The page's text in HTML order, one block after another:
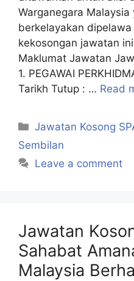
Warganegara
berkelayakan
kekosongan jawatan
Maklumat Jawatan
1. PEGAWAI
Tarikh Tutup : … Read
Categories
Jawatan Kosong
Sembilan
Leave a comment
Jawatan
Sahabat
Malaysia